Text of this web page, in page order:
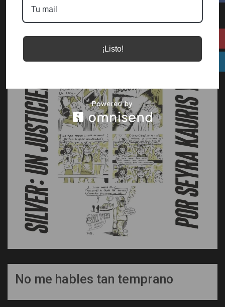
No me hables tan temprano
¡Listo!